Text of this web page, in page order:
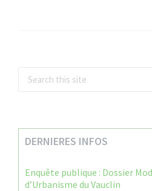
DERNIERES INFOS
Enquête publique : Dossier
d’Urbanisme du Vauclin